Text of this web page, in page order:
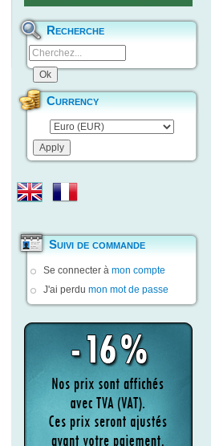
Recherche
Currency
Suivi de commande
Se connecter à mon compte
J'ai perdu mon mot de passe